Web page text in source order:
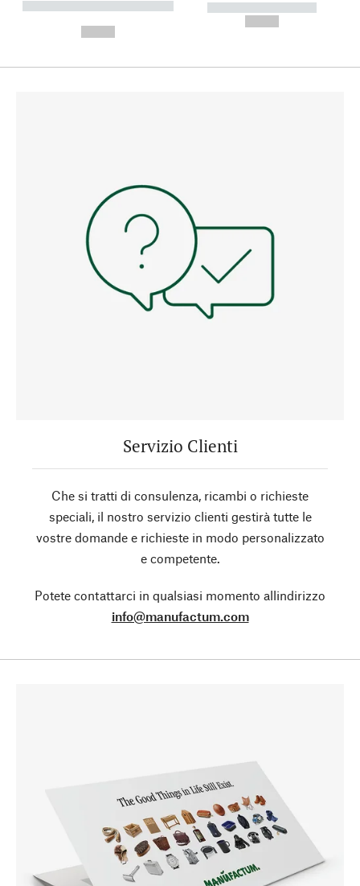
----------- ----------- --------
----------- -----------
Servizio Clienti
Che si tratti di consulenza, ricambi o richieste
speciali, il nostro servizio clienti gestirà tutte le
vostre domande e richieste in modo personalizzato
e competente.
Potete contattarci in qualsiasi momento allindirizzo
info@manufactum.com